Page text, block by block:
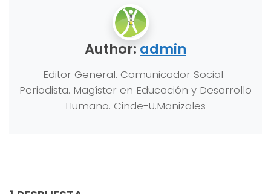
Author:admin
Editor General. Comunicador Social-
Periodista. Magíster en Educación y Desarrollo
Humano. Cinde-U.Manizales